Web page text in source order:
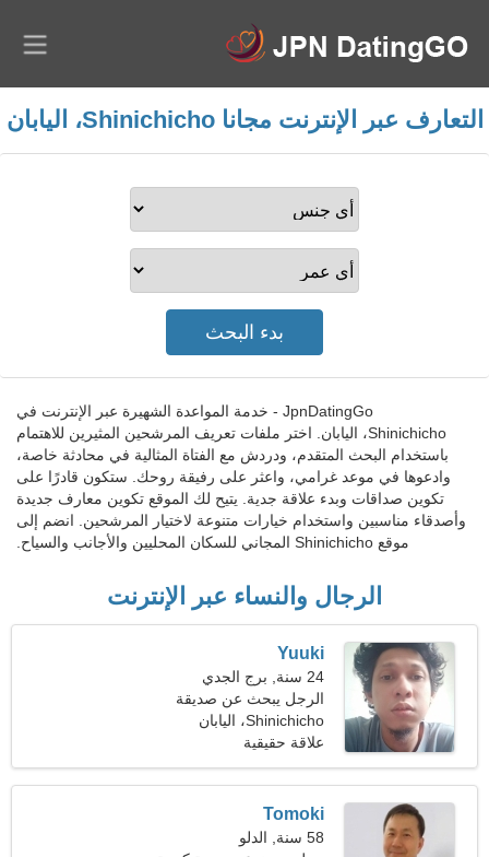
التعارف عبر الإنترنت مجانا Shinichicho، اليابان
JpnDatingGo - خدمة المواعدة الشهيرة عبر الإنترنت في
Shinichicho، اليابان. اختر ملفات تعريف المرشحين المثيرين للاهتمام
باستخدام البحث المتقدم، ودردش مع الفتاة المثالية في محادثة خاصة،
وادعوها في موعد غرامي، واعثر على رفيقة روحك. ستكون قادرًا على
تكوين صداقات وبدء علاقة جدية. يتيح لك الموقع تكوين معارف جديدة
وأصدقاء مناسبين واستخدام خيارات متنوعة لاختيار المرشحين. انضم إلى
موقع Shinichicho المجاني للسكان المحليين والأجانب والسياح.
الرجال والنساء عبر الإنترنت
Yuuki
24 سنة, برج الجدي
الرجل يبحث عن صديقة
Shinichicho، اليابان
علاقة حقيقية
Tomoki
58 سنة, الدلو